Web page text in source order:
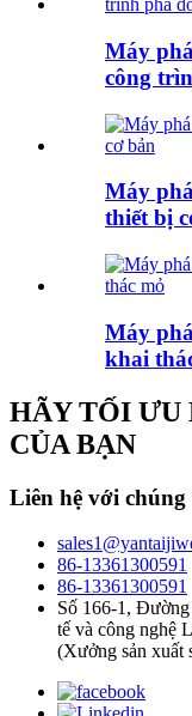
Máy
công
Máy
thiết bị
Máy
khai
HÃY TỐI ƯU
CỦA BẠN
Liên hệ với chúng
86-13361300591
86-13361300591
Số 166-1,
tế và công nghệ
(Xưởng sản xuất